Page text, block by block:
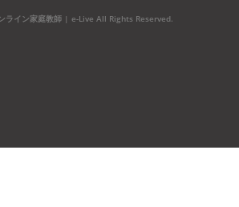
ライン家庭教師 | e-Live All Rights Reserved.